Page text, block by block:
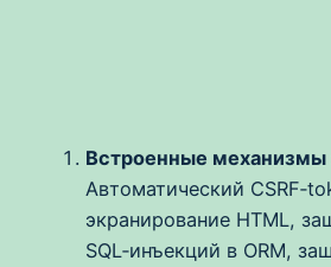
Встроенные
Автоматический
экранирование HTML,
SQL‑инъекций в ORM,